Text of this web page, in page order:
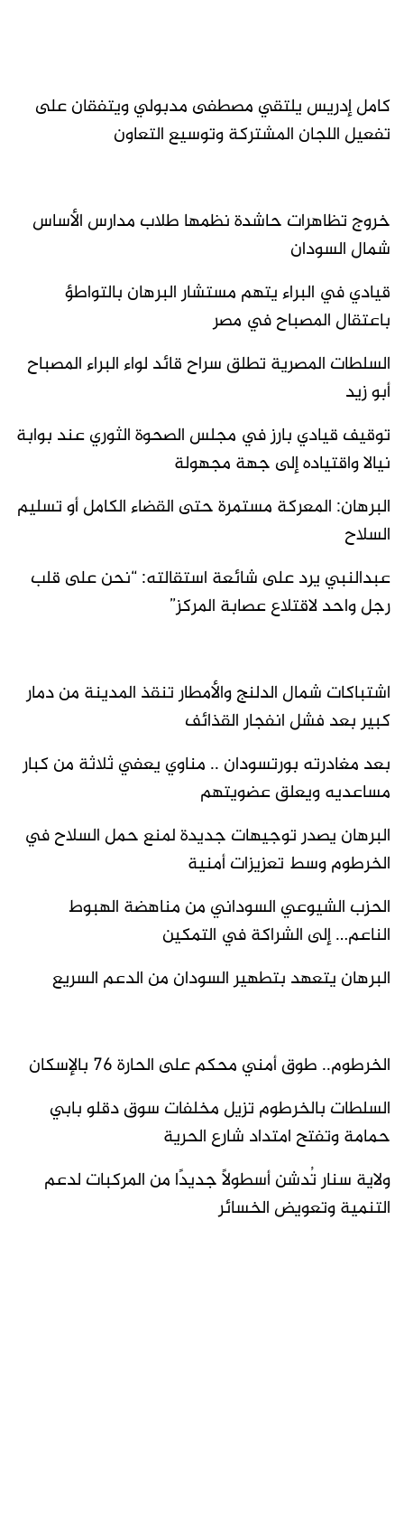
كامل إدريس يلتقي مصطفى مدبولي ويتفقان على
تفعيل اللجان المشتركة وتوسيع التعاون
خروج تظاهرات حاشدة نظمها طلاب مدارس الأساس
شمال السودان
قيادي في البراء يتهم مستشار البرهان بالتواطؤ
باعتقال المصباح في مصر
السلطات المصرية تطلق سراح قائد لواء البراء المصباح
أبو زيد
توقيف قيادي بارز في مجلس الصحوة الثوري عند بوابة
نيالا واقتياده إلى جهة مجهولة
البرهان: المعركة مستمرة حتى القضاء الكامل أو تسليم
السلاح
عبدالنبي يرد على شائعة استقالته: “نحن على قلب
رجل واحد لاقتلاع عصابة المركز”
اشتباكات شمال الدلنج والأمطار تنقذ المدينة من دمار
كبير بعد فشل انفجار القذائف
بعد مغادرته بورتسودان .. مناوي يعفي ثلاثة من كبار
مساعديه ويعلق عضويتهم
البرهان يصدر توجيهات جديدة لمنع حمل السلاح في
الخرطوم وسط تعزيزات أمنية
الحزب الشيوعي السوداني من مناهضة الهبوط
الناعم… إلى الشراكة في التمكين
البرهان يتعهد بتطهير السودان من الدعم السريع
الخرطوم.. طوق أمني محكم على الحارة 76 بالإسكان
السلطات بالخرطوم تزيل مخلفات سوق دقلو بابي
حمامة وتفتح امتداد شارع الحرية
ولاية سنار تُدشن أسطولًا جديدًا من المركبات لدعم
التنمية وتعويض الخسائر